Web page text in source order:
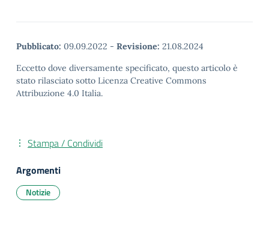
Pubblicato: 09.09.2022 - Revisione: 21.08.2024
Eccetto dove diversamente specificato, questo articolo è
stato rilasciato sotto Licenza Creative Commons
Attribuzione 4.0 Italia.
Stampa / Condividi
Argomenti
Notizie